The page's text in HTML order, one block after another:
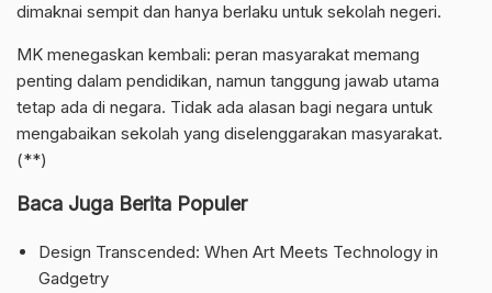
dimaknai sempit dan hanya berlaku untuk sekolah negeri.
MK menegaskan kembali: peran masyarakat memang
penting dalam pendidikan, namun tanggung jawab utama
tetap ada di negara. Tidak ada alasan bagi negara untuk
mengabaikan sekolah yang diselenggarakan masyarakat.
(**)
Baca Juga Berita Populer
Design Transcended: When Art Meets Technology in
Gadgetry